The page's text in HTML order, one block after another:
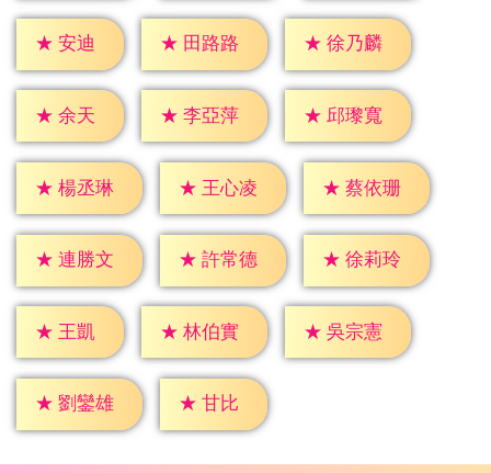
★ 安迪 ★ 田路路 ★ 徐乃麟
★ 余天 ★ 李亞萍 ★ 邱瓈寬
★ 楊丞琳 ★ 王心凌 ★ 蔡依珊
★ 連勝文 ★ 許常德 ★ 徐莉玲
★ 王凱 ★ 林伯實 ★ 吳宗憲
★ 劉鑾雄 ★ 甘比